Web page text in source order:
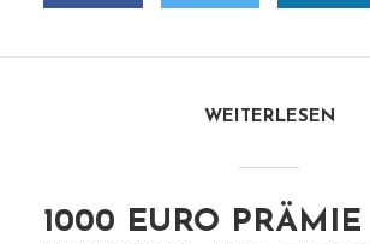
WEITERLESEN
1000 EURO PRÄMIE